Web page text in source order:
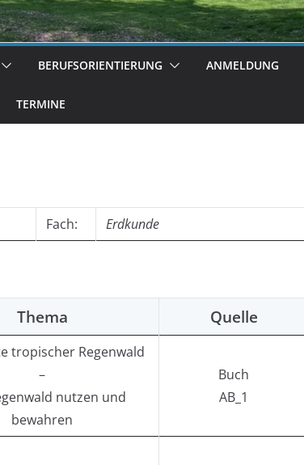
BERUFSORIENTIERUNG ANMELDUNG
TERMINE
Fach: Erdkunde
Thema Quelle
tropischer Regenwald
–
nutzen und
bewahren
Buch
AB_1